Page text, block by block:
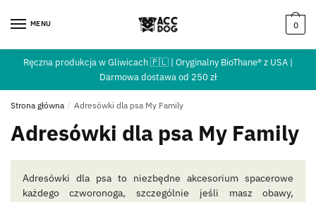
MENU 0
Ręczna produkcja w Gliwicach 🇵🇱 | Oryginalny BioThane® z USA |
Darmowa dostawa od 250 zł
Strona główna / Adresówki dla psa My Family
Adresówki dla psa My Family
Adresówki dla psa to niezbędne akcesorium spacerowe
każdego czworonoga, szczególnie jeśli masz obawy,